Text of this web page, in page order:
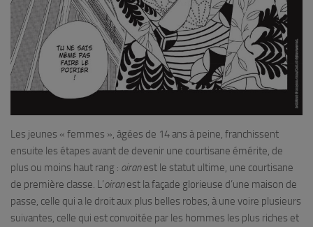
Les jeunes « femmes », âgées de 14 ans à peine, franchissent
ensuite les étapes avant de devenir une courtisane émérite, de
plus ou moins haut rang : oiranest le statut ultime, une courtisane
de première classe. L’oiranest la façade glorieuse d’une maison de
passe, celle qui a le droit aux plus belles robes, à une voire plusieurs
suivantes, celle qui est convoitée par les hommes les plus riches et